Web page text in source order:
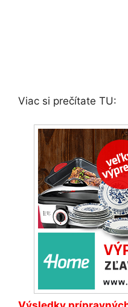
Viac si prečítate TU: